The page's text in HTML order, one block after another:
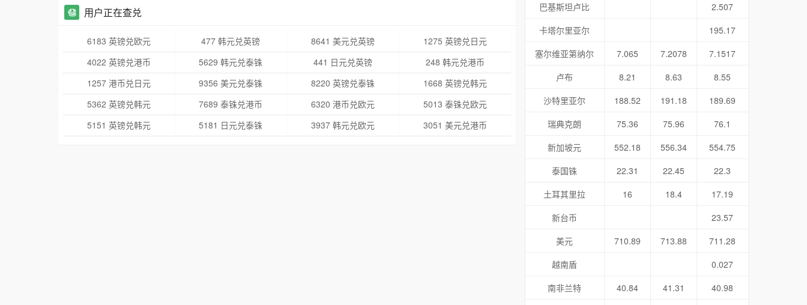
用户正在查兑
6183 英镑兑欧元 477 韩元兑英镑 8641 美元兑英镑
1275 英镑兑日元
4022 英镑兑港币
5629 韩元兑泰铢 441 日元兑英镑
248 韩元兑港币
1257 港币兑日元
9356 美元兑泰铢 8220 英镑兑泰铢
1668 英镑兑韩元
5362 英镑兑韩元
7689 泰铢兑港币 6320 港币兑欧元
5013 泰铢兑欧元
5151 英镑兑韩元
5181 日元兑泰铢 3937 韩元兑欧元 3051 美元兑港币
巴基斯坦卢比
2.507
卡塔尔里亚尔
195.17
塞尔维亚第纳尔
7.065 7.2078
7.1517
卢布
8.21 8.63
8.55
沙特里亚尔
188.52 191.18
189.69
瑞典克朗
75.36 75.96
76.1
新加坡元
552.18 556.34
554.75
泰国铢
22.31 22.45
22.3
土耳其里拉
16 18.4
17.19
新台币
23.57
美元
710.89 713.88
711.28
越南盾
0.027
南非兰特
40.84 41.31 40.98